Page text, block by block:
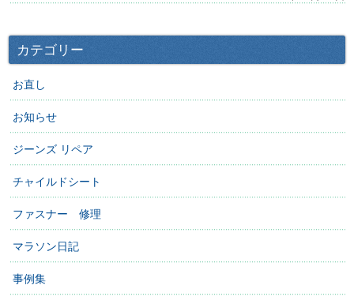
カテゴリー
お直し
お知らせ
ジーンズ リペア
チャイルドシート
ファスナー 修理
マラソン日記
事例集